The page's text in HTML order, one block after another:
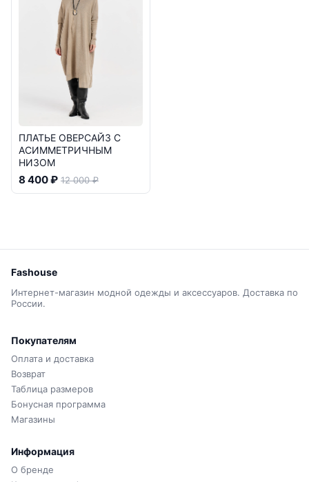
ПЛАТЬЕ ОВЕРСАЙЗ С
АСИММЕТРИЧНЫМ
НИЗОМ
8 400 ₽ 12 000 ₽
Fashouse
Интернет-магазин модной одежды и аксессуаров. Доставка по
России.
Покупателям
Оплата и доставка
Возврат
Таблица размеров
Бонусная программа
Магазины
Информация
О бренде